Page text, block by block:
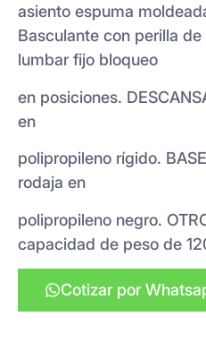
asiento espuma
Basculante con perilla
lumbar fijo bloqueo
en posiciones.
en
polipropileno rígido.
rodaja en
polipropileno negro.
capacidad de peso de
Cotizar por